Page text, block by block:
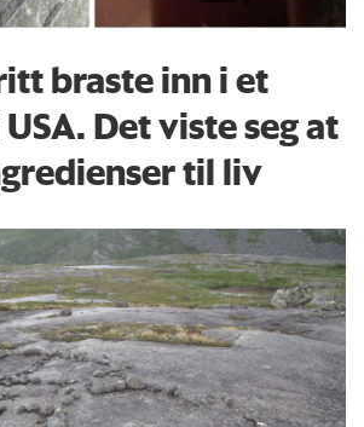
braste inn i et
Det viste seg at
til liv